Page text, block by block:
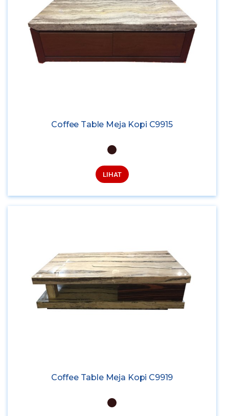
Coffee Table Meja Kopi C9915
LIHAT
Coffee Table Meja Kopi C9919